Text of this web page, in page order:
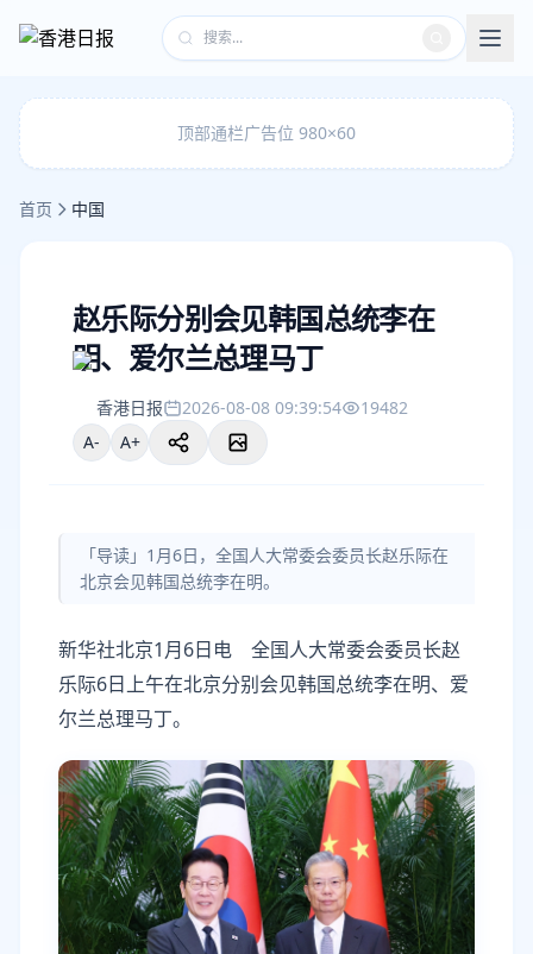
顶部通栏广告位 980×60
首页 中国
赵乐际分别会见韩国总统李在
明、爱尔兰总理马丁
香港日报 2026-08-08 09:39:54
19482
A-
A+
「导读」1月6日，全国人大常委会委员长赵乐际在
北京会见韩国总统李在明。
新华社北京1月6日电 全国人大常委会委员长赵
乐际6日上午在北京分别会见韩国总统李在明、爱
尔兰总理马丁。